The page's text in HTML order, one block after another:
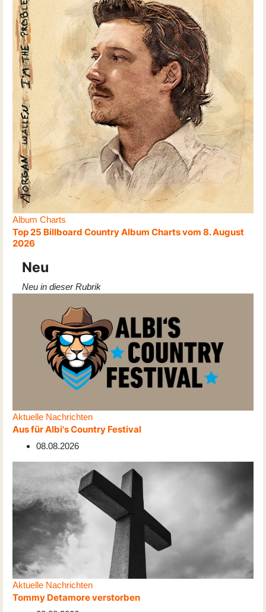
Album Charts
Top 25 Billboard Country Album Charts vom 8. August
2026
Neu
Neu in dieser Rubrik
Aktuelle Nachrichten
Aus für Albi's Country Festival
08.08.2026
Aktuelle Nachrichten
Tommy Detamore verstorben